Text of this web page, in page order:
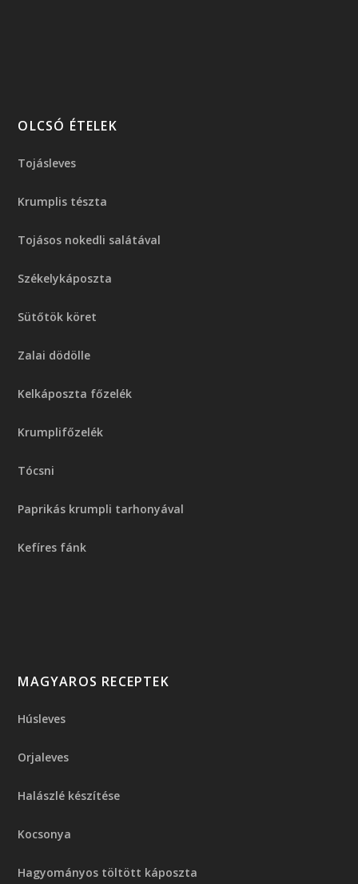
OLCSÓ ÉTELEK
Tojásleves
Krumplis tészta
Tojásos nokedli salátával
Székelykáposzta
Sütőtök köret
Zalai dödölle
Kelkáposzta főzelék
Krumplifőzelék
Tócsni
Paprikás krumpli tarhonyával
Kefíres fánk
MAGYAROS RECEPTEK
Húsleves
Orjaleves
Halászlé készítése
Kocsonya
Hagyományos töltött káposzta